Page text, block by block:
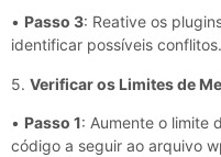
• Passo 3: Reative os
identificar possíveis conflitos.
5. Verificar os Limites de
• Passo 1: Aumente o limite
código a seguir ao arquivo